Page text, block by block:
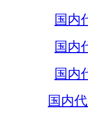
国内
国内
国内
国内